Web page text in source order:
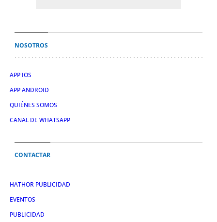
NOSOTROS
APP IOS
APP ANDROID
QUIÉNES SOMOS
CANAL DE WHATSAPP
CONTACTAR
HATHOR PUBLICIDAD
EVENTOS
PUBLICIDAD